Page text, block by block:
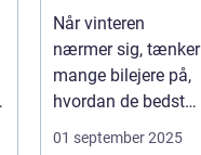
Når vinteren
nærmer sig, tænker
mange bilejere på,
hvordan de bedst
kan besk...
01 september 2025